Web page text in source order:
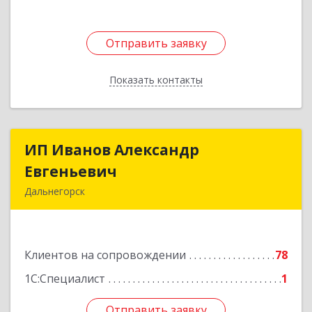
Отправить заявку
Показать контакты
Отправить заявку
Назад
ИП Иванов Александр
Евгеньевич
Дальнегорск
Клиентов на сопровождении
78
1С:Специалист
1
ИП Иванов Александр
Подробнее